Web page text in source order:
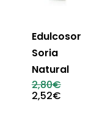
Edulcosor
Soria
Natural
2,80€El
precio
2,52€El